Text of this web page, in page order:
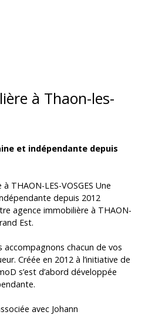
à Thaon-les-
et indépendante depuis
THAON-LES-VOSGES Une
depuis 2012
agence immobilière à THAON-
Est.
accompagnons chacun de vos
Créée en 2012 à l’initiative de
s’est d’abord développée
avec Johann